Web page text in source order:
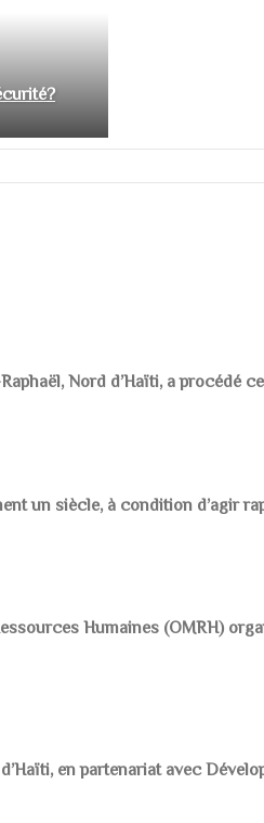
Nord d’Haïti, a procédé
un siècle, à condition d’agir
Humaines (OMRH)
en partenariat avec